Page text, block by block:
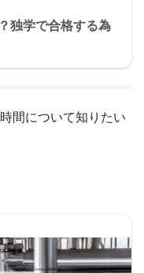
独学で合格する為
間について知りたい